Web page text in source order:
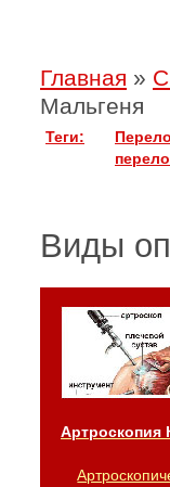
Главная »
Мальгеня
Теги:
Виды
Артроскопия